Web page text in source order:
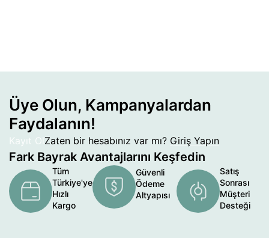
Üye Olun, Kampanyalardan
Faydalanın!
Kayıt Ol Zaten bir hesabınız var mı? Giriş Yapın
Fark Bayrak Avantajlarını Keşfedin
Tüm
Türkiye'ye
Hızlı
Kargo
Güvenli
Ödeme
Altyapısı
Satış
Sonrası
Müşteri
Desteği